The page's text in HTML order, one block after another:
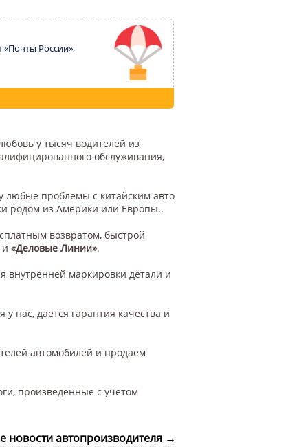
«Почты России»,
у тысяч водителей из
обслуживания,
любые проблемы с китайским авто
родом из Америки или Европы..
возвратом, быстрой
и «Деловые Линии».
внутренней маркировки детали и
нас, дается гарантия качества и
автомобилей и продаем
произведенные с учетом
новости автопроизводителя →